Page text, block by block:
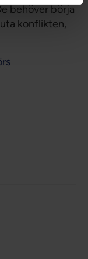
behöver börja
konflikten,